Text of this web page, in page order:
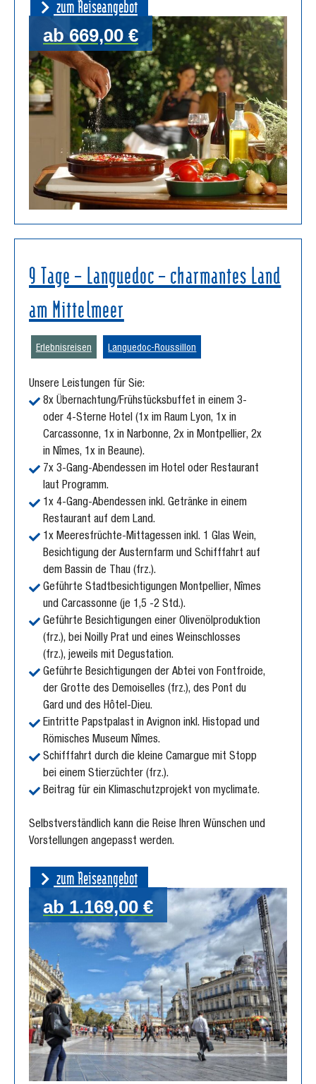
zum Reiseangebot
ab 669,00 €
9 Tage – Languedoc – charmantes Land
am Mittelmeer
Erlebnisreisen Languedoc-Roussillon
Unsere Leistungen für Sie:
8x Übernachtung/Frühstücksbuffet in einem 3-
oder 4-Sterne Hotel (1x im Raum Lyon, 1x in
Carcassonne, 1x in Narbonne, 2x in Montpellier, 2x
in Nîmes, 1x in Beaune).
7x 3-Gang-Abendessen im Hotel oder Restaurant
laut Programm.
1x 4-Gang-Abendessen inkl. Getränke in einem
Restaurant auf dem Land.
1x Meeresfrüchte-Mittagessen inkl. 1 Glas Wein,
Besichtigung der Austernfarm und Schifffahrt auf
dem Bassin de Thau (frz.).
Geführte Stadtbesichtigungen Montpellier, Nîmes
und Carcassonne (je 1,5 -2 Std.).
Geführte Besichtigungen einer Olivenölproduktion
(frz.), bei Noilly Prat und eines Weinschlosses
(frz.), jeweils mit Degustation.
Geführte Besichtigungen der Abtei von Fontfroide,
der Grotte des Demoiselles (frz.), des Pont du
Gard und des Hôtel-Dieu.
Eintritte Papstpalast in Avignon inkl. Histopad und
Römisches Museum Nîmes.
Schifffahrt durch die kleine Camargue mit Stopp
bei einem Stierzüchter (frz.).
Beitrag für ein Klimaschutzprojekt von myclimate.
Selbstverständlich kann die Reise Ihren Wünschen und
Vorstellungen angepasst werden.
zum Reiseangebot
ab 1.169,00 €